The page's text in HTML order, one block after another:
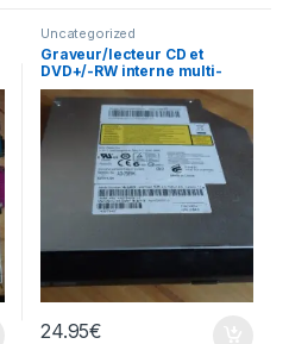
Uncategorized
Graveur/lecteur CD et
DVD+/-RW interne multi-
recorder portable AD-7585H
24.95€